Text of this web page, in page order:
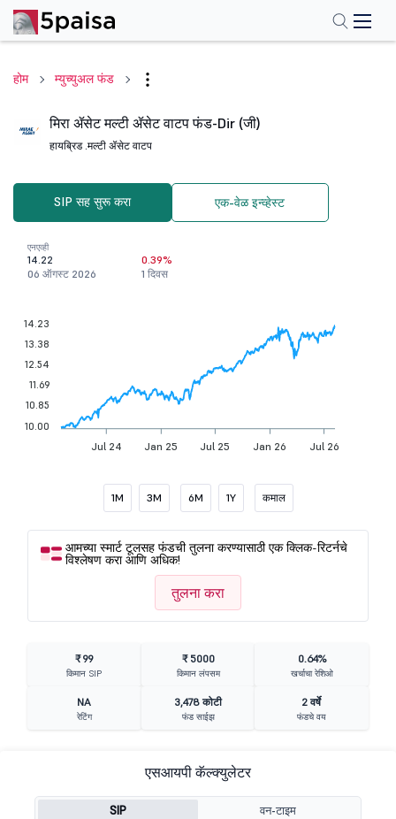
होम म्युच्युअल फंड
मिरा ॲसेट मल्टी ॲसेट वाटप फंड-Dir (जी)
हायब्रिड .मल्टी ॲसेट वाटप
SIP सह सुरू करा एक-वेळ इन्व्हेस्ट
एनएव्ही
14.22
06 ऑगस्ट 2026
0.39%
1 दिवस
Jul 24 Jan 25 Jul 25 Jan 26 Jul 26
14.23
13.38
12.54
11.69
10.85
10.00
1M 3M 6M 1Y कमाल
आमच्या स्मार्ट टूलसह फंडची तुलना करण्यासाठी एक क्लिक-रिटर्नचे
विश्लेषण करा आणि अधिक!
तुलना करा
₹ 99
किमान SIP
₹ 5000
किमान लंपसम
0.64%
खर्चाचा रेशिओ
NA
रेटिंग
3,478 कोटी
फंड साईझ
2 वर्षे
फंडचे वय
एसआयपी कॅल्क्युलेटर
SIP वन-टाइम